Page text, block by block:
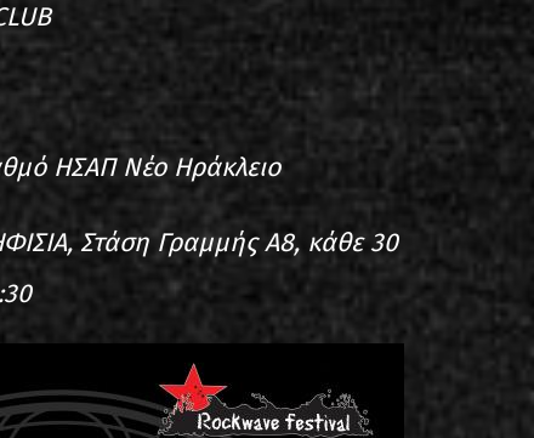
ΗΣΑΠ Νέο Ηράκλειο
Στάση Γραμμής Α8, κάθε 30